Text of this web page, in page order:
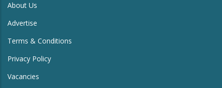
About Us
Advertise
Terms & Conditions
Privacy Policy
Vacancies